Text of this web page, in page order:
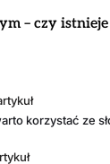
– czy
korzystać ze